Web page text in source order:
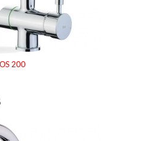
200